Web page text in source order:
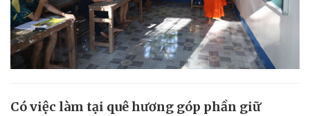
Có việc làm tại quê hương góp phần giữ